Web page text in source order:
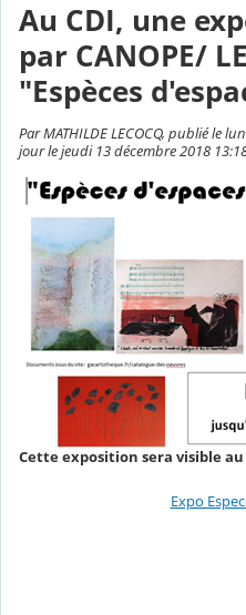
Au CDI, une
par CANOPE/
"Espèces
Par MATHILDE LECOCQ, publié le
jour le jeudi 13 décembre 2018
Cette exposition sera visible
Expo